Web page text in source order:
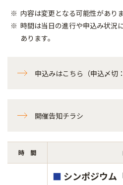
内容は変更となる可能性があり
時間は当日の進行や申込み状況
あります。
申込みはこちら（申込〆切
開催告知チラシ
時 間
■ シンポジウム